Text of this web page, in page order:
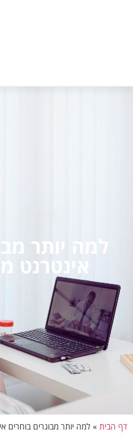
למה יותר
אינטרנט
דף הבית » למה יותר מבוגרים בוחרים